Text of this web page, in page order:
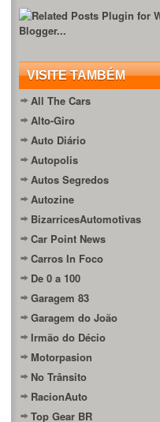
VISITE TAMBÉM
All The Cars
Alto-Giro
Auto Diário
Autopolis
Autos Segredos
Autozine
BizarricesAutomotivas
Car Point News
Carros In Foco
De 0 a 100
Garagem 83
Garagem do João
Irmão do Décio
Motorpasion
No Trânsito
RacionAuto
Top Gear BR